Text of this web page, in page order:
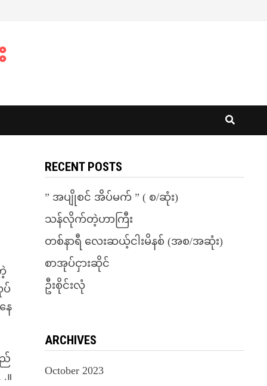
ပ်
ေ
ည်
။
RECENT POSTS
” အပျိုစင် အိပ်မက် ” ( စ/ဆုံး)
သန်လိုက်တဲ့ဟာကြီး
တစ်နာရီ လေးဆယ့်ငါးမိနစ် (အစ/အဆုံး)
စာအုပ်ငှားဆိုင်
ဦးစိုင်းလုံ
ARCHIVES
October 2023